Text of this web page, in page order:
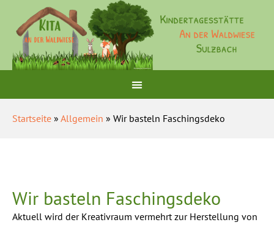
Startseite » Allgemein » Wir basteln Faschingsdeko
Wir basteln Faschingsdeko
Aktuell wird der Kreativraum vermehrt zur Herstellung von